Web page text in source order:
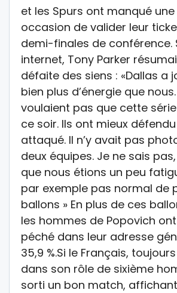
et les Spurs ont manqué
occasion de valider leur
demi-finales de conférence.
internet, Tony Parker
défaite des siens : «Dallas a
bien plus d’énergie que
voulaient pas que cette
ce soir. Ils ont mieux
attaqué. Il n’y avait pas
deux équipes. Je ne sais
que nous étions un peu
par exemple pas normal de
ballons » En plus de ces
les hommes de Popovich
péché dans leur adresse
35,9 %.Si le Français,
dans son rôle de sixième
sorti un bon match, affichant